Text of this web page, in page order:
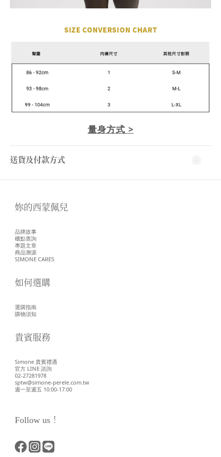
量身方式 >
送貨及付款方式
妳的西蒙佩兒
品牌故事
櫃點查詢
專題文章
商品溯源
SIMONE CARES
如何選購
選購指南
購物須知
貴賓服務
Simone 貴賓禮遇
官方 LINE 諮詢
02-27281978
sptw@simone-perele.com.tw
週一至週五 10:00-17:00
Follow us！